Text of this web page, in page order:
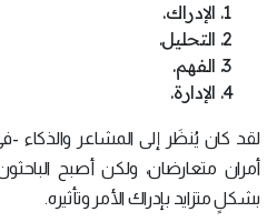
الإدراك.
التحليل.
الفهم.
الإدارة.
لقد كان يُنظَر إلى المشاعر والذكاء -
أمران متعارضان، ولكن أصبح
بشكلٍ متزايد بإدراك الأمر وتأثيره.